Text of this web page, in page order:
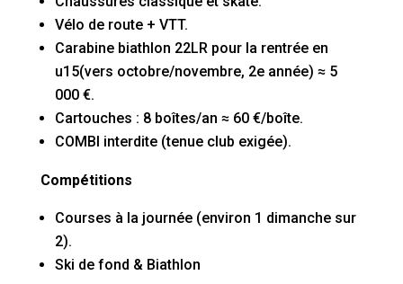
Vélo de route + VTT.
Carabine biathlon 22LR pour la rentrée en
u15(vers octobre/novembre, 2e année) ≈ 5
000 €.
Cartouches : 8 boîtes/an ≈ 60 €/boîte.
COMBI interdite (tenue club exigée).
Compétitions
Courses à la journée (environ 1 dimanche sur
2).
Ski de fond & Biathlon